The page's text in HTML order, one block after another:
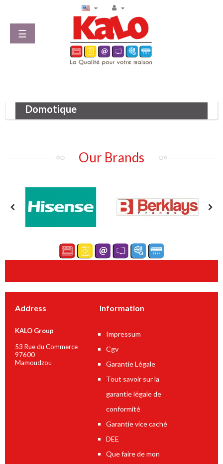


Toggle
navigation
☰
Domotique
Our Brands
Address
KALO Group
53 Rue du Commerce
97600
Mamoudzou
Information
Impressum
Cgv
Garantie Légale
Tout savoir sur la
garantie légale de
conformité
Garantie vice caché
DEE
Que faire de mon